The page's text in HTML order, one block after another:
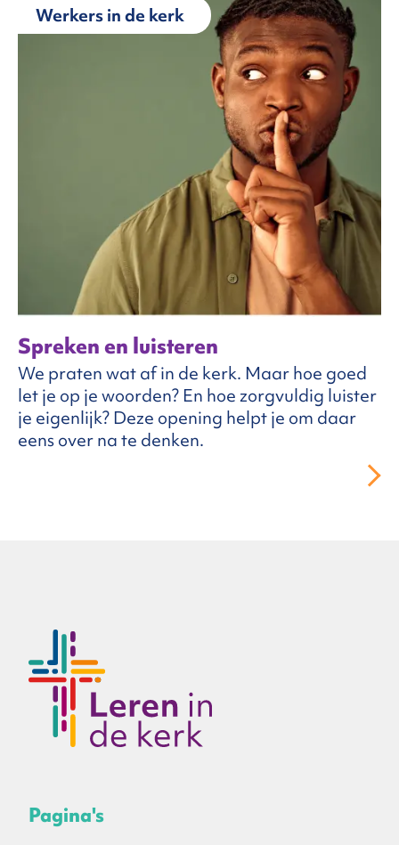
Werkers in de kerk
Spreken en luisteren
We praten wat af in de kerk. Maar hoe goed
let je op je woorden? En hoe zorgvuldig luister
je eigenlijk? Deze opening helpt je om daar
eens over na te denken.
Pagina's